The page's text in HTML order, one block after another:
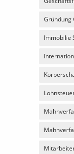
Gründung
Immobilie